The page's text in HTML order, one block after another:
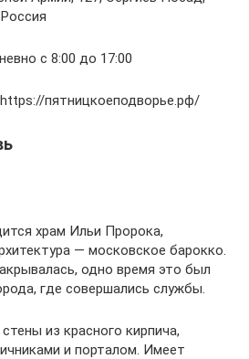
с 8:00 до 17:00
https://пятницкоеподворье.рф/
храм Ильи Пророка,
— московское барокко.
одно время это был
где совершались службы.
из красного кирпича,
и порталом. Имеет